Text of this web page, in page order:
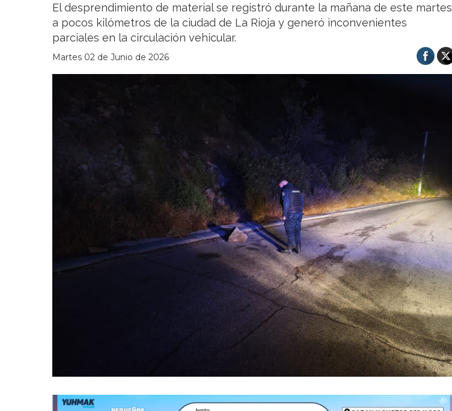
El desprendimiento de material se registró durante la mañana de este martes
a pocos kilómetros de la ciudad de La Rioja y generó inconvenientes
parciales en la circulación vehicular.
Martes 02 de Junio de 2026